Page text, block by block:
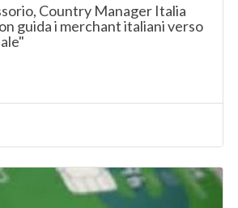
Country Manager Italia
guida i merchant italiani verso